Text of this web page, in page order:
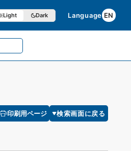
Light Dark Language EN
印刷用ページ 検索画面に戻る